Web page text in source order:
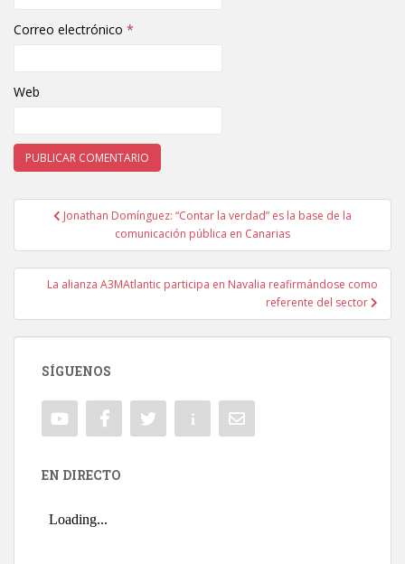
Correo electrónico *
Web
Navegación de entradas
Jonathan Domínguez: “Contar la verdad” es la base de la
comunicación pública en Canarias
La alianza A3MAtlantic participa en Navalia reafirmándose como
referente del sector
SÍGUENOS
EN DIRECTO